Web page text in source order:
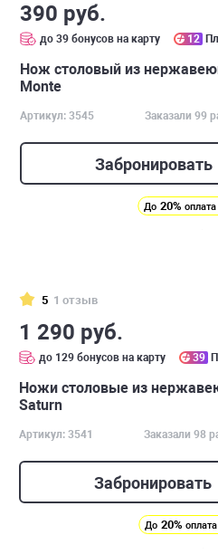
390 руб.
до 39 бонусов на карту 12
Нож столовый из
Monte
Артикул: 3545 Заказали 99
Забронировать
До 20%
5 1 отзыв
1 290 руб.
до 129 бонусов на карту 39
Ножи столовые из
Saturn
Артикул: 3541 Заказали 98
Забронировать
До 20%